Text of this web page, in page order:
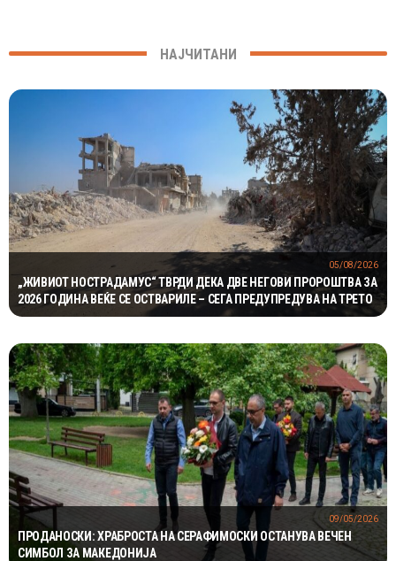
НАЈЧИТАНИ
„ЖИВИОТ НОСТРАДАМУС“ ТВРДИ ДЕКА ДВЕ НЕГОВИ ПРОРОШТВА ЗА
2026 ГОДИНА ВЕЌЕ СЕ ОСТВАРИЛЕ – СЕГА ПРЕДУПРЕДУВА НА ТРЕТО
05/08/2026
ПРОДАНОСКИ: ХРАБРОСТА НА СЕРАФИМОСКИ ОСТАНУВА ВЕЧЕН
СИМБОЛ ЗА МАКЕДОНИЈА
09/05/2026